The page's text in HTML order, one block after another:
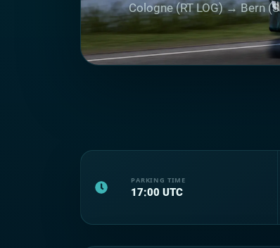
Cologne (RT LOG) → Bern
PARKING TIME
17:00 UTC